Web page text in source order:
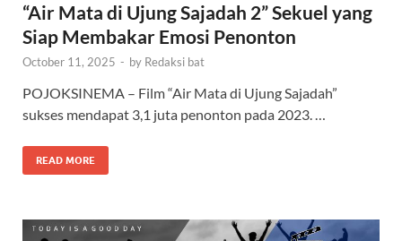
“Air Mata di Ujung Sajadah 2” Sekuel yang
Siap Membakar Emosi Penonton
October 11, 2025 - by Redaksi bat
POJOKSINEMA – Film “Air Mata di Ujung Sajadah”
sukses mendapat 3,1 juta penonton pada 2023. …
READ MORE